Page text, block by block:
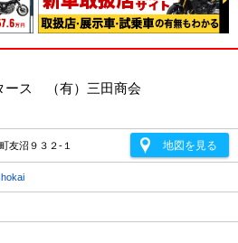
ース （有）三田商会
沼９３２-１ 地図を見る